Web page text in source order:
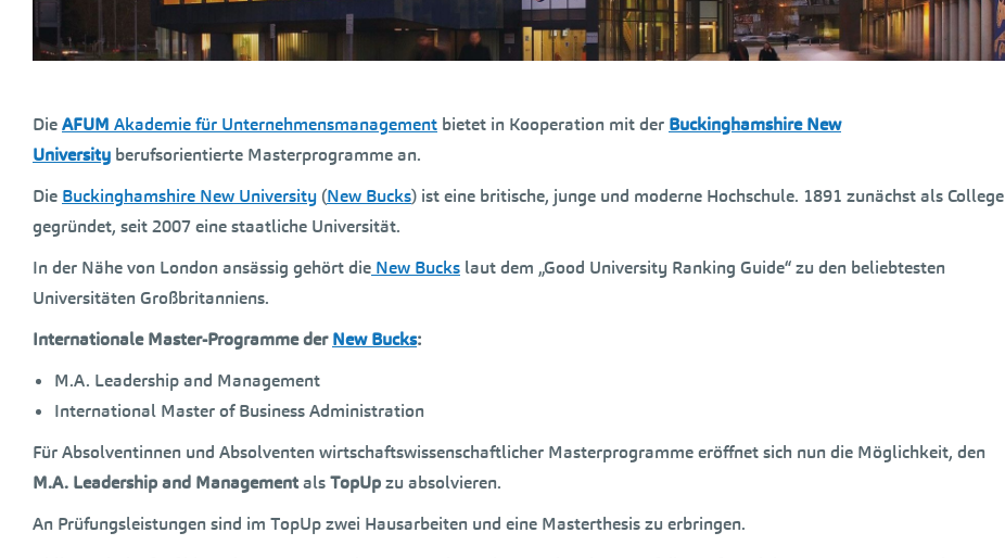
DieAFUM Akademie für Unternehmensmanagement bietet in Kooperation mit der Buckinghamshire New
University berufsorientierte Masterprogramme an.
Die Buckinghamshire New University (New Bucks) ist eine britische, junge und moderne Hochschule. 1891 zunächst als College
gegründet, seit 2007 eine staatliche Universität.
In der Nähe von London ansässig gehört die New Bucks laut dem „Good University Ranking Guide“ zu den beliebtesten
Universitäten Großbritanniens.
Internationale Master-Programme derNew Bucks:
M.A. Leadership and Management
International Master of Business Administration
Für Absolventinnen und Absolventen wirtschaftswissenschaftlicher Masterprogramme eröffnet sich nun die Möglichkeit, den
M.A. Leadership and ManagementalsTopUpzu absolvieren.
An Prüfungsleistungen sind im TopUp zwei Hausarbeiten und eine Masterthesis zu erbringen.